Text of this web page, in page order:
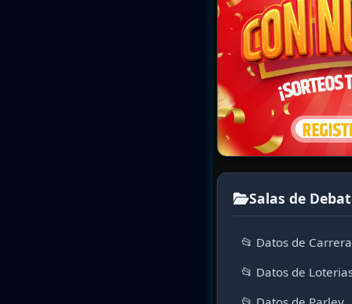
Salas de
📂 Datos de
📂 Datos de